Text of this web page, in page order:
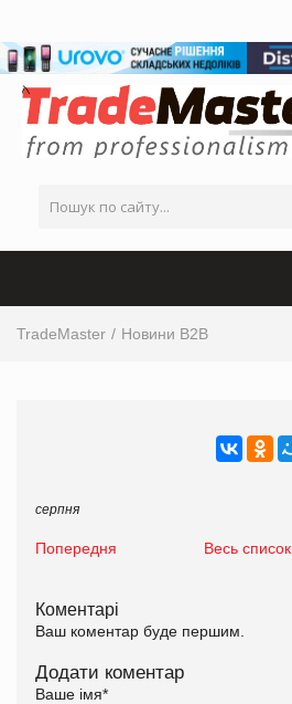
TradeMaster Новини B2B
серпня
Попередня Весь список
Коментарі
Ваш коментар буде першим.
Додати коментар
Ваше імя*